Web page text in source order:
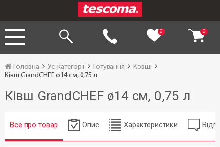
0 0
Головна Усі категорії Готування
Ковші
Ківш GrandCHEF ø14 см, 0,75 л
Ківш GrandCHEF ø14 см, 0,75 л
Все про товар Опис Характеристики